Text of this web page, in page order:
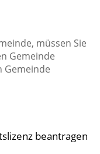
müssen Sie
Gemeinde
Gemeinde
beantragen